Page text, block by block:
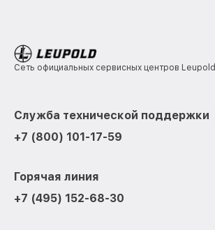
Сеть официальных сервисных центров Leupold
Служба технической поддержки
+7 (800) 101-17-59
Горячая линия
+7 (495) 152-68-30